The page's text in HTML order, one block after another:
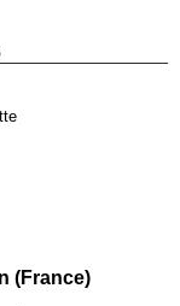
(France)